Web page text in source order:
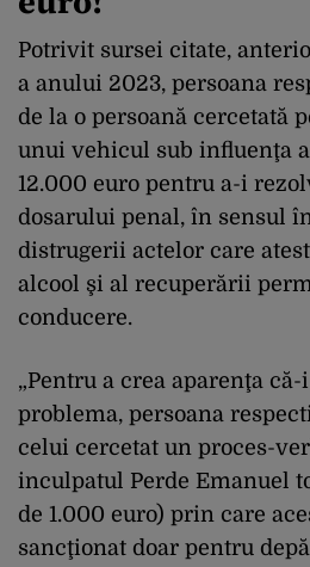
Potrivit sursei citate,
a anului 2023, persoana
de la o persoană cercetată
unui vehicul sub influenţa
12.000 euro pentru a-i
dosarului penal, în sensul
distrugerii actelor care
alcool şi al recuperării
conducere.
„Pentru a crea aparenţa
problema, persoana
celui cercetat un proces-
inculpatul Perde Emanuel
de 1.000 euro) prin care
sancţionat doar pentru